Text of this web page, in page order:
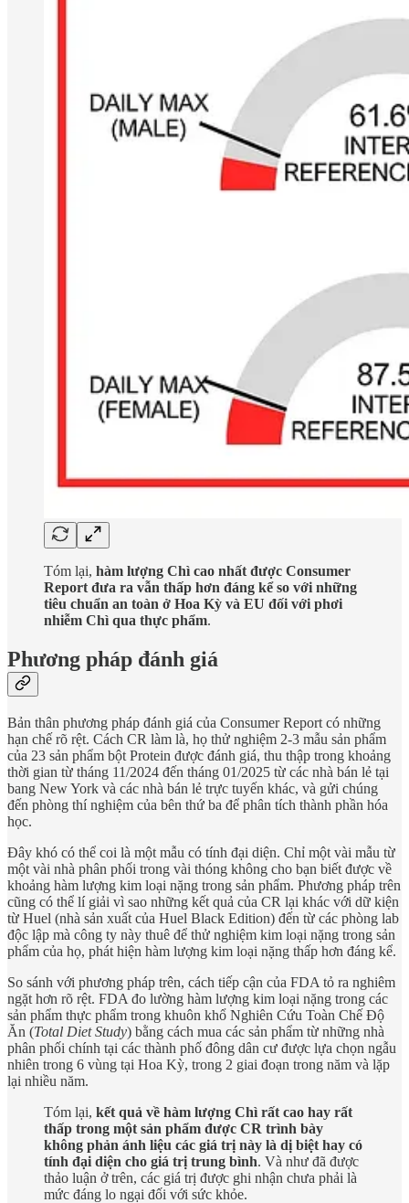
Tóm lại, hàm lượng Chì cao nhất được Consumer
Report đưa ra vẫn thấp hơn đáng kể so với những
tiêu chuẩn an toàn ở Hoa Kỳ và EU đối với phơi
nhiễm Chì qua thực phẩm.
Phương pháp đánh giá
Bản thân phương pháp đánh giá của Consumer Report có những
hạn chế rõ rệt. Cách CR làm là, họ thử nghiệm 2-3 mẫu sản phẩm
của 23 sản phẩm bột Protein được đánh giá, thu thập trong khoảng
thời gian từ tháng 11/2024 đến tháng 01/2025 từ các nhà bán lẻ tại
bang New York và các nhà bán lẻ trực tuyến khác, và gửi chúng
đến phòng thí nghiệm của bên thứ ba để phân tích thành phần hóa
học.
Đây khó có thể coi là một mẫu có tính đại diện. Chỉ một vài mẫu từ
một vài nhà phân phối trong vài thóng không cho bạn biết được về
khoảng hàm lượng kim loại nặng trong sản phẩm. Phương pháp trên
cũng có thể lí giải vì sao những kết quả của CR lại khác với dữ kiện
từ Huel (nhà sản xuất của Huel Black Edition) đến từ các phòng lab
độc lập mà công ty này thuê để thử nghiệm kim loại nặng trong sản
phẩm của họ, phát hiện hàm lượng kim loại nặng thấp hơn đáng kể.
So sánh với phương pháp trên, cách tiếp cận của FDA tỏ ra nghiêm
ngặt hơn rõ rệt. FDA đo lường hàm lượng kim loại nặng trong các
sản phẩm thực phẩm trong khuôn khổ Nghiên Cứu Toàn Chế Độ
Ăn (Total Diet Study) bằng cách mua các sản phẩm từ những nhà
phân phối chính tại các thành phố đông dân cư được lựa chọn ngẫu
nhiên trong 6 vùng tại Hoa Kỳ, trong 2 giai đoạn trong năm và lặp
lại nhiều năm.
Tóm lại, kết quả về hàm lượng Chì rất cao hay rất
thấp trong một sản phẩm được CR trình bày
không phản ánh liệu các giá trị này là dị biệt hay có
tính đại diện cho giá trị trung bình. Và như đã được
thảo luận ở trên, các giá trị được ghi nhận chưa phải là
mức đáng lo ngại đối với sức khỏe.